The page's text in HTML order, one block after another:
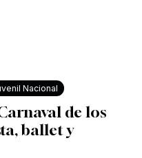
Nacional
de los
ballet y